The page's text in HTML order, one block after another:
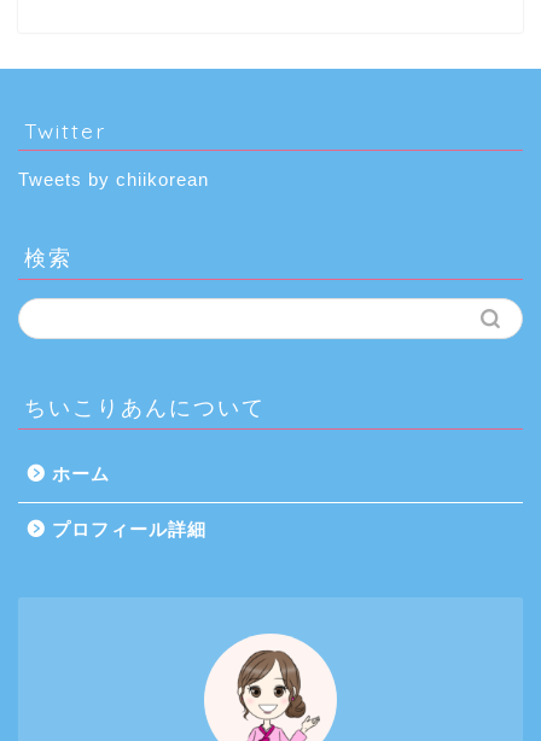
Twitter
Tweets by chiikorean
検索
ちいこりあんについて
ホーム
プロフィール詳細